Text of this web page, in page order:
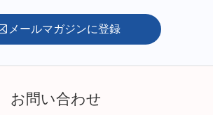
メールマガジンに登録
お問い合わせ